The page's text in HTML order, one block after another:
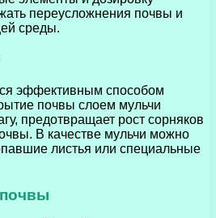
переусложнения почвы и
среды.
эффективным способом
почвы слоем мульчи
предотвращает рост сорняков
В качестве мульчи можно
листья или специальные